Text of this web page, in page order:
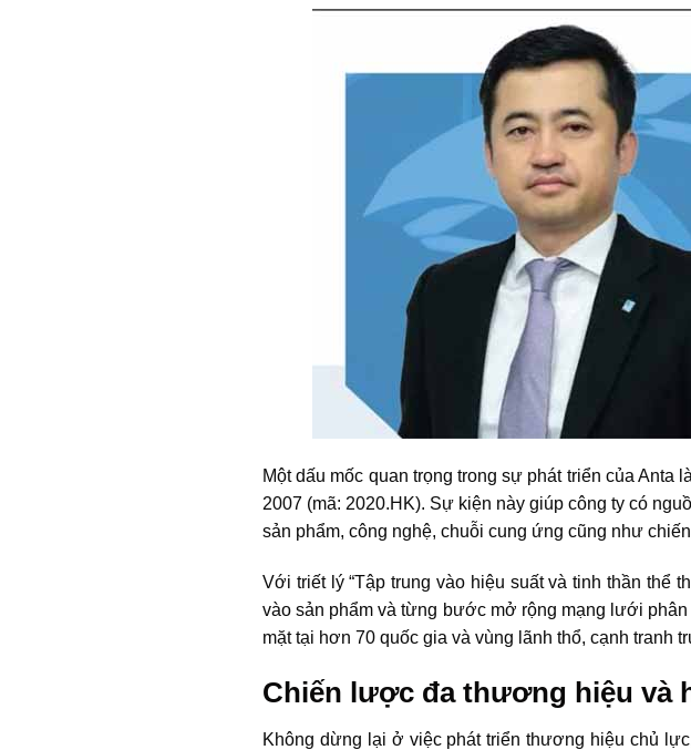
Một dấu mốc quan trọng trong sự phát triển của
2007 (mã: 2020.HK). Sự kiện này giúp công ty có
sản phẩm, công nghệ, chuỗi cung ứng cũng như
Với triết lý “Tập trung vào hiệu suất và tinh thần thể
vào sản phẩm và từng bước mở rộng mạng lưới
mặt tại hơn 70 quốc gia và vùng lãnh thổ, cạnh tranh
Chiến lược đa thương hiệu và
Không dừng lại ở việc phát triển thương hiệu chủ